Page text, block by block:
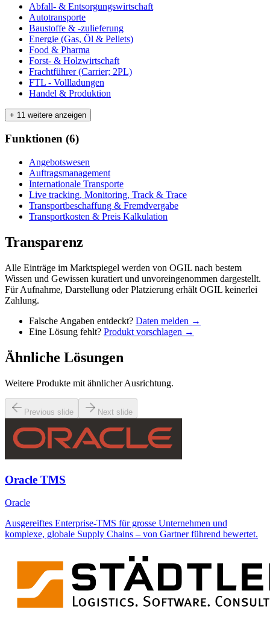
Abfall- & Entsorgungswirtschaft
Autotransporte
Baustoffe & -zulieferung
Energie (Gas, Öl & Pellets)
Food & Pharma
Forst- & Holzwirtschaft
Frachtführer (Carrier; 2PL)
FTL - Vollladungen
Handel & Produktion
+ 11 weitere anzeigen
Funktionen (6)
Angebotswesen
Auftragsmanagement
Internationale Transporte
Live tracking, Monitoring, Track & Trace
Transportbeschaffung & Fremdvergabe
Transportkosten & Preis Kalkulation
Transparenz
Alle Einträge im Marktspiegel werden von OGIL nach bestem
Wissen und Gewissen kuratiert und unvoreingenommen dargestellt.
Für Aufnahme, Darstellung oder Platzierung erhält OGIL keinerlei
Zahlung.
Falsche Angaben entdeckt? Daten melden →
Eine Lösung fehlt? Produkt vorschlagen →
Ähnliche Lösungen
Weitere Produkte mit ähnlicher Ausrichtung.
Previous slide Next slide
Oracle TMS
Oracle
Ausgereiftes Enterprise-TMS für grosse Unternehmen und
komplexe, globale Supply Chains – von Gartner führend bewertet.